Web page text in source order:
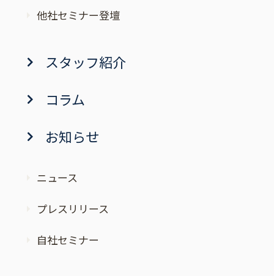
他社セミナー登壇
スタッフ紹介
コラム
お知らせ
ニュース
プレスリリース
自社セミナー